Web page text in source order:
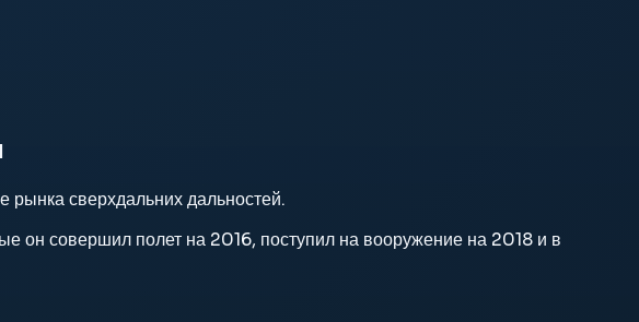
сверхдальних дальностей.
совершил полет на 2016, поступил на вооружение на 2018 и в